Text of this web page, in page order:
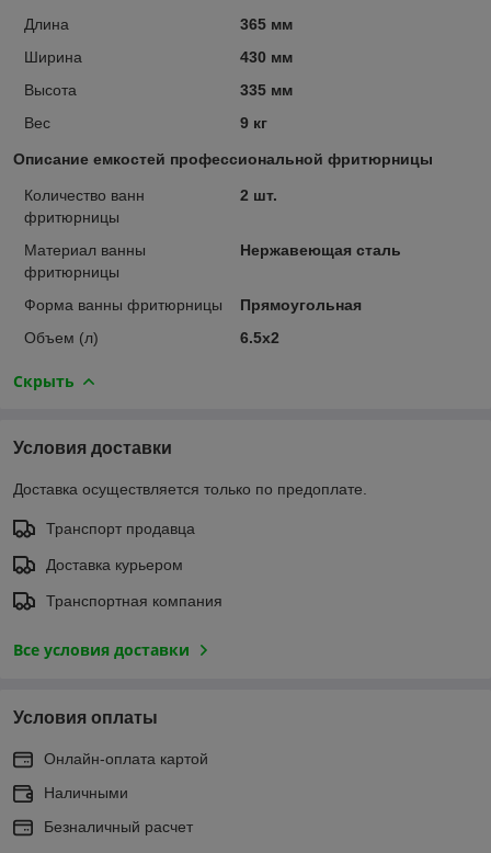
Длина
365 мм
Ширина
430 мм
Высота
335 мм
Вес
9 кг
Описание емкостей профессиональной фритюрницы
Количество ванн
фритюрницы
2 шт.
Материал ванны
фритюрницы
Нержавеющая сталь
Форма ванны фритюрницы
Прямоугольная
Объем (л)
6.5х2
Скрыть
Условия доставки
Доставка осуществляется только по предоплате.
Транспорт продавца
Доставка курьером
Транспортная компания
Все условия доставки
Условия оплаты
Онлайн-оплата картой
Наличными
Безналичный расчет